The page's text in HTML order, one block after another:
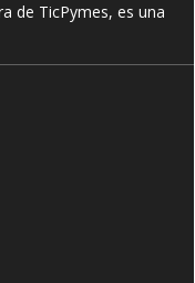
de TicPymes, es una